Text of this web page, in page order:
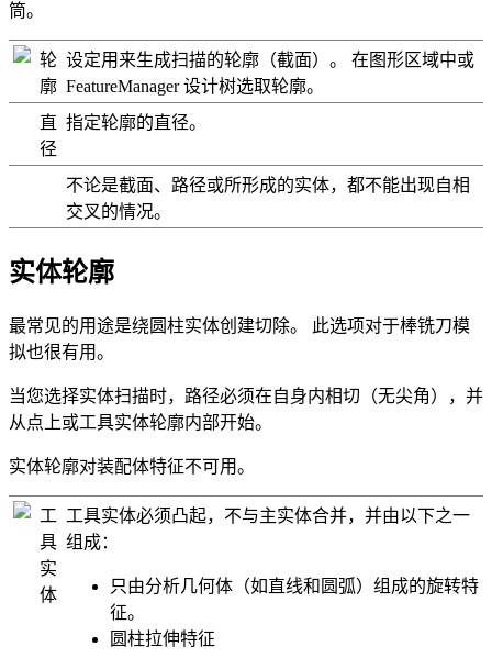
筒。
轮
廓
设定用来生成扫描的轮廓（截面）。 在图形区域中或
FeatureManager 设计树选取轮廓。
直
径
指定轮廓的直径。
不论是截面、路径或所形成的实体，都不能出现自相
交叉的情况。
实体轮廓
最常见的用途是绕圆柱实体创建切除。 此选项对于棒铣刀模
拟也很有用。
当您选择实体扫描时，路径必须在自身内相切（无尖角），并
从点上或工具实体轮廓内部开始。
实体轮廓对装配体特征不可用。
工
具
实
体
工具实体必须凸起，不与主实体合并，并由以下之一
组成：
只由分析几何体（如直线和圆弧）组成的旋转特
征。
圆柱拉伸特征